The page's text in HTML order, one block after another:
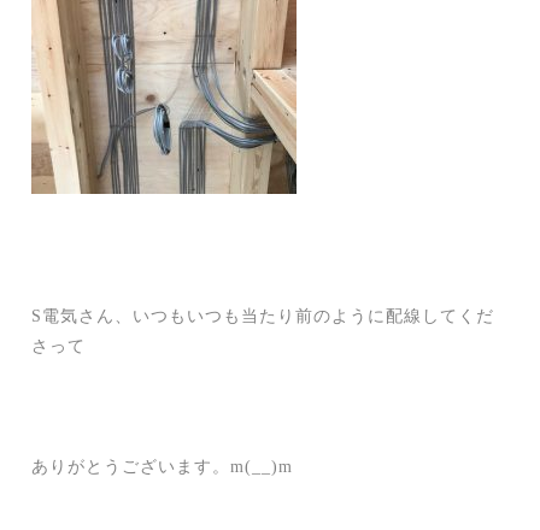
S電気さん、いつもいつも当たり前のように配線してくだ
さって
ありがとうございます。m(__)m